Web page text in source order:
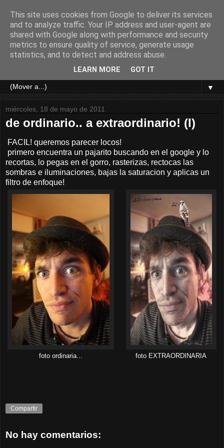
▼
miércoles, 18 de mayo de 2011
de ordinario.. a extraordinario! (I)
FACIL! queremos parecer locos!
primero encuentra un pajarito buscando en el google y lo
recortas, lo pegas en el gorro, rasterizas, rectocas las
sombras e iluminaciones, bajas la saturacion y aplicas un
filtro de enfoque!
foto ordinaria... foto EXTRAORDINARIA
Compartir
No hay comentarios:
This site uses cookies from Google to deliver its services
and to analyze traffic. Your IP address and user-agent are
shared with Google along with performance and security
metrics to ensure quality of service, generate usage
statistics, and to detect and address abuse.
LEARN MORE GOT IT